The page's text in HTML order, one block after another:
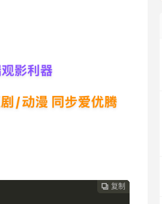
 复制
 复制
 复制